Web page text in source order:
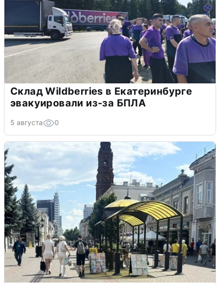
Склад Wildberries в Екатеринбурге
эвакуировали из-за БПЛА
5 августа 0